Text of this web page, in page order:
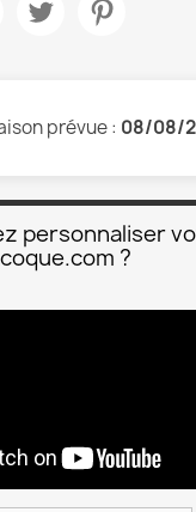
prévue : 08/08/
personnaliser
?